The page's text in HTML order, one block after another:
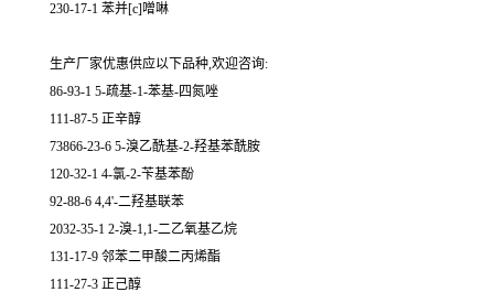
230-17-1 苯并[c]噌啉
生产厂家优惠供应以下品种,欢迎咨询:
86-93-1 5-疏基-1-苯基-四氮唑
111-87-5 正辛醇
73866-23-6 5-溴乙酰基-2-羟基苯酰胺
120-32-1 4-氯-2-苄基苯酚
92-88-6 4,4'-二羟基联苯
2032-35-1 2-溴-1,1-二乙氧基乙烷
131-17-9 邻苯二甲酸二丙烯酯
111-27-3 正己醇